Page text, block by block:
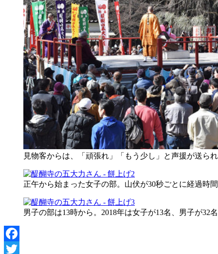
見物客からは、「頑張れ」「もう少し」と声援が送ら
正午から始まった女子の部。山伏が30秒ごとに経過時
男子の部は13時から。2018年は女子が13名、男子が32
Facebook